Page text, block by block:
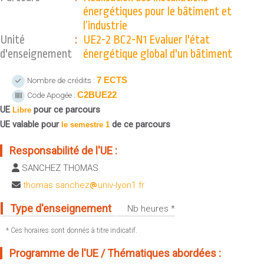
Sportives)
UFR FS (Chimie, Mathématique, Physique)
UFR Biosciences (Biologie, Biochimie)
GEP (Génie Electrique des Procédés - Département composante)
Informatique (Département Composante)
Mécanique (Département composante)
OUTILS
Intranet des personnels
Emploi du temps
Messagerie
Stage et emploi
de Compétences
énergétiques pour le bâtiment et
l’industrie
Unité
d'enseignement
: UE2-2 BC2-N1 Evaluer l'état
énergétique global d'un bâtiment
Nombre de crédits : 7 ECTS
Code Apogée : C2BUE22
UE Libre pour ce parcours
UE valable pour le semestre 1 de ce parcours
Responsabilité de l'UE :
SANCHEZ THOMAS
thomas.sanchez
univ-lyon1.fr
Type d'enseignement Nb heures *
* Ces horaires sont donnés à titre indicatif.
Programme de l'UE / Thématiques abordées :